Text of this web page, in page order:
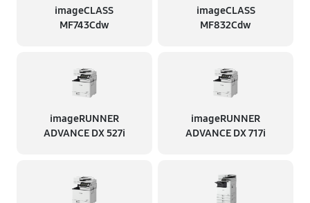
imageCLASS
MF743Cdw
imageCLASS
MF832Cdw
imageRUNNER
ADVANCE DX 527i
imageRUNNER
ADVANCE DX 717i